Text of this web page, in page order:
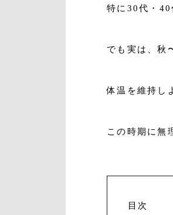
特に30代・40
でも実は、秋
体温を維持し
この時期に無
目次